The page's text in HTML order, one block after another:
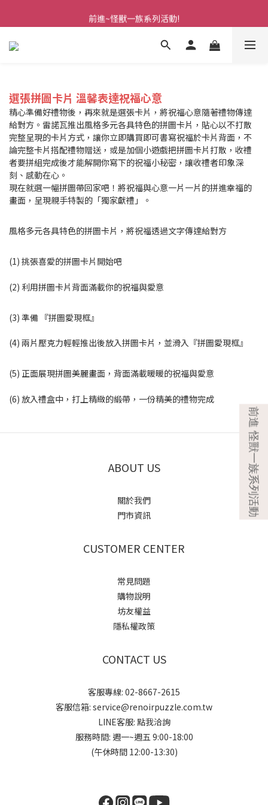
前進~怪獸一族系列活動!
前進~怪獸一族系列活動!
選張拼圖卡片 溫馨表達祝福心意
精心準備好禮物後，再來就是選張卡片，將祝福心意隨著禮物傳達
給對方。雷諾瓦推出風格多元各具特色的拼圖卡片，貼心以不打散
完整呈現的卡片方式，讓你立即購買即可書寫祝福於卡片背面，不
論完整卡片搭配禮物贈送，或是加個小遊戲把拼圖卡片打散，收禮
者要拼組完成後才能解開你寫下的祝福小秘密，讓收禮者印象深
刻、感動在心。
現在就選一幅拼圖帶回家吧！將祝福與心意一片一片的拼進幸福的
畫面，呈現親手特製的「獨家獻禮」。
風格多元各具特色的拼圖卡片，將祝福透過文字傳達給對方
(1) 挑張喜愛的拼圖卡片開始吧
(2) 利用拼圖卡片背面滿載你的祝福與愛意
(3) 準備 『拼圖愛現框』
(4) 兩片壓克力輕輕推出後放入拼圖卡片，並滑入『拼圖愛現框』
(5) 正面展現拼圖美麗畫面，背面滿載暖暖的祝福與愛意
(6) 放入禮盒中，打上精緻的緞帶，一份精美的禮物完成
ABOUT US
關於我們
門市資訊
CUSTOMER CENTER
常見問題
購物說明
坊友權益
隱私權政策
CONTACT US
客服專線: 02-8667-2615
客服信箱: service@renoirpuzzle.com.tw
LINE客服: 點我洽詢
服務時間: 週一~週五 9:00-18:00
(午休時間 12:00-13:30)